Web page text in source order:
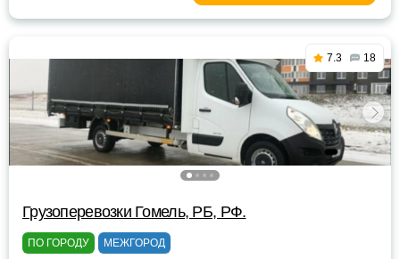
7.3 18
Грузоперевозки Гомель, РБ, РФ.
ПО ГОРОДУ МЕЖГОРОД